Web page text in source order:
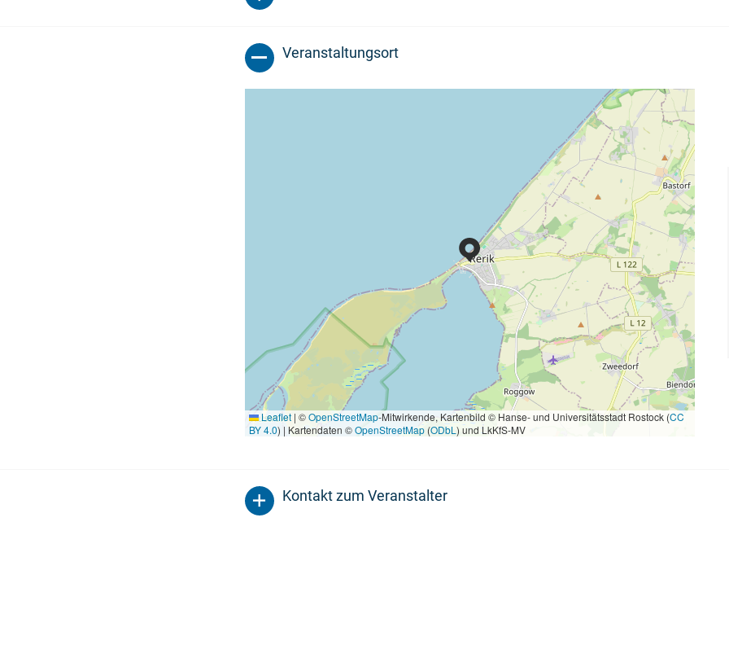
Veranstaltungsort
Leaflet | ©OpenStreetMap-Mitwirkende, Kartenbild © Hanse- und Universitätsstadt Rostock (CC
BY 4.0) | Kartendaten ©OpenStreetMap(ODbL ) und LkKfS-MV
Kontakt zum Veranstalter